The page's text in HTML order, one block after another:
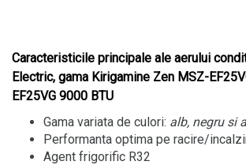
Caracteristicile principale ale aerului
Electric, gama Kirigamine Zen MSZ-
EF25VG 9000 BTU
Gama variata de culori: alb, negru si
Performanta optima pe racire/
Agent frigorific R32